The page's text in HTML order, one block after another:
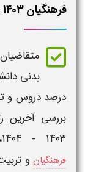
فرهنگیان ۱۴۰۳ - ۱۴۰۴ در منطقه 1
بدنی
درصد دروس و
بررسی آخرین
۱۴۰۳ - ۱۴۰۴
فرهنگیان و